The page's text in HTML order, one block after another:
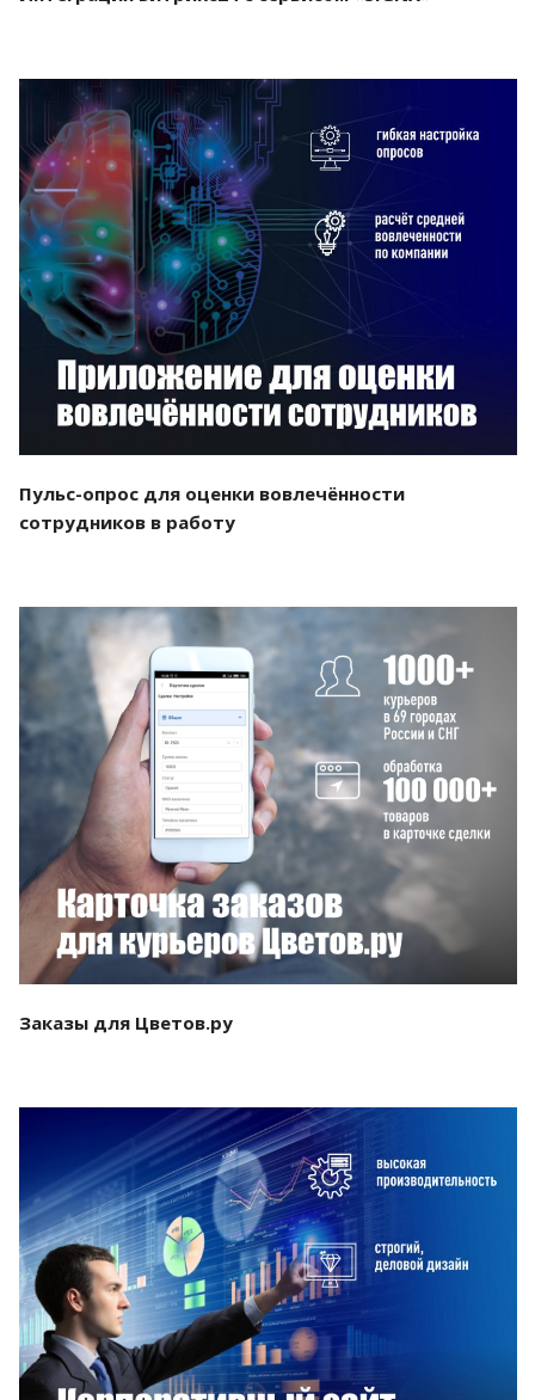
Смотреть проект
Пульс-опрос для оценки вовлечённости
сотрудников в работу
Смотреть проект
Заказы для Цветов.ру
Смотреть проект